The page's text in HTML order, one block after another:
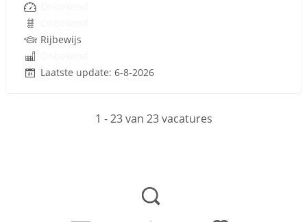
Rijbewijs
Laatste update: 6-8-2026
1 - 23 van 23 vacatures